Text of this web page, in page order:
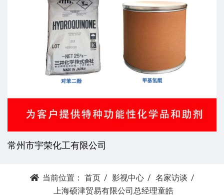
常州市宇荣化工有限公司
当前位置： 首页 影视中心
名家访谈
上海硕津贸易有限公司总经理童皓